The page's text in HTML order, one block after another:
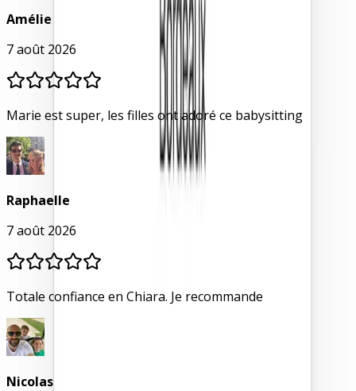
Amélie
7 août 2026
Marie est super, les filles ont adoré ce babysitting
Raphaelle
7 août 2026
Totale confiance en Chiara. Je recommande
Nicolas